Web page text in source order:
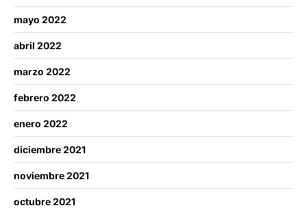
mayo 2022
abril 2022
marzo 2022
febrero 2022
enero 2022
diciembre 2021
noviembre 2021
octubre 2021